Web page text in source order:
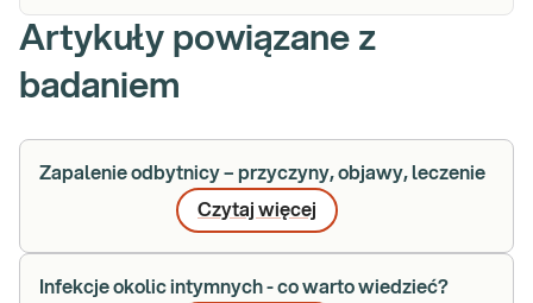
Artykuły powiązane z
badaniem
Zapalenie odbytnicy – przyczyny, objawy, leczenie
Czytaj więcej
Infekcje okolic intymnych - co warto wiedzieć?